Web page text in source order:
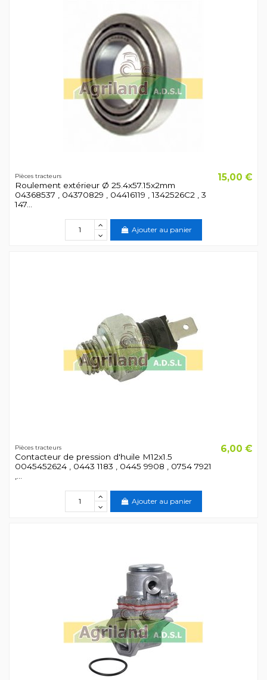
Pièces tracteurs
Roulement extérieur Ø 25.4x57.15x2mm
04368537 , 04370829 , 04416119 , 1342526C2 , 3
147...
15,00 €
Ajouter au panier
Pièces tracteurs
Contacteur de pression d'huile M12x1.5
0045452624 , 0443 1183 , 0445 9908 , 0754 7921
,...
6,00 €
Ajouter au panier